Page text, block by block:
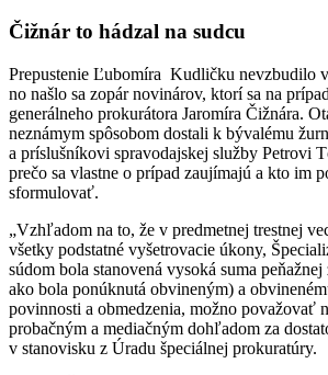
Čižnár to hádzal na sudcu
Prepustenie Ľubomíra Kudličku nevzbudilo
no našlo sa zopár novinárov, ktorí sa na
generálneho prokurátora Jaromíra Čižnára.
neznámym spôsobom dostali k bývalému
a príslušníkovi spravodajskej služby Petrovi
prečo sa vlastne o prípad zaujímajú a kto im
sformulovať.
„Vzhľadom na to, že v predmetnej trestnej
všetky podstatné vyšetrovacie úkony,
súdom bola stanovená vysoká suma
ako bola ponúknutá obvineným) a
povinnosti a obmedzenia, možno považovať
probačným a mediačným dohľadom za
v stanovisku z Úradu špeciálnej prokuratúry.